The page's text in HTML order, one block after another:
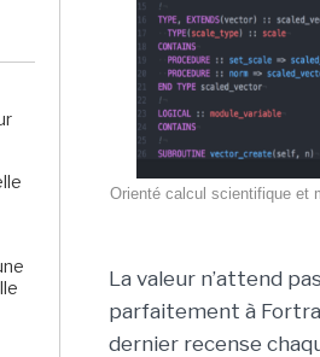
Orienté calcul scientifique et
La valeur n’attend
parfaitement à
dernier recense